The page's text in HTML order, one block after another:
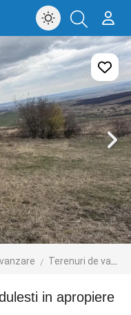
Terenuri de vanzare